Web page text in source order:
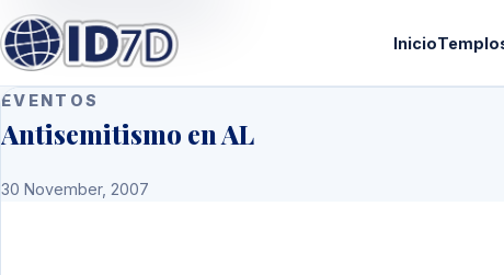
Inicio
EVENTOS
Antisemitismo en AL
30 November, 2007